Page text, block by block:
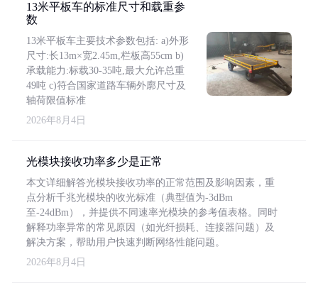
13米平板车的标准尺寸和载重参
数
13米平板车主要技术参数包括: a)外形
尺寸:长13m×宽2.45m,栏板高55cm b)
承载能力:标载30-35吨,最大允许总重
49吨 c)符合国家道路车辆外廓尺寸及
轴荷限值标准
2026年8月4日
光模块接收功率多少是正常
本文详细解答光模块接收功率的正常范围及影响因素，重
点分析千兆光模块的收光标准（典型值为-3dBm
至-24dBm），并提供不同速率光模块的参考值表格。同时
解释功率异常的常见原因（如光纤损耗、连接器问题）及
解决方案，帮助用户快速判断网络性能问题。
2026年8月4日